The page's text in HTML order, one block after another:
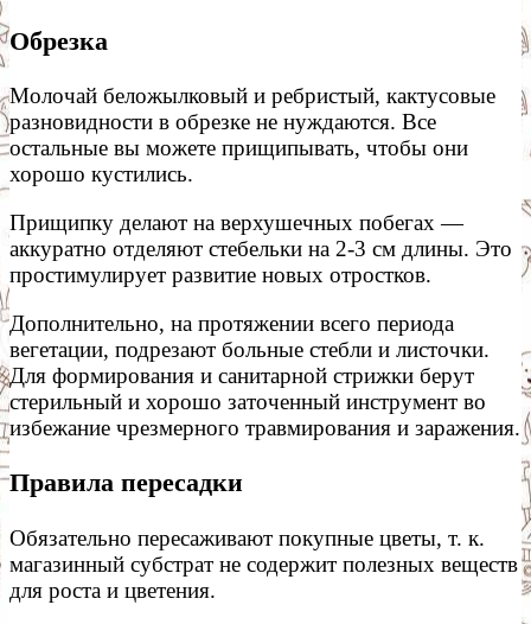
Обрезка
Молочай беложылковый и ребристый, кактусовые
разновидности в обрезке не нуждаются. Все
остальные вы можете прищипывать, чтобы они
хорошо кустились.
Прищипку делают на верхушечных побегах —
аккуратно отделяют стебельки на 2-3 см длины. Это
простимулирует развитие новых отростков.
Дополнительно, на протяжении всего периода
вегетации, подрезают больные стебли и листочки.
Для формирования и санитарной стрижки берут
стерильный и хорошо заточенный инструмент во
избежание чрезмерного травмирования и заражения.
Правила пересадки
Обязательно пересаживают покупные цветы, т. к.
магазинный субстрат не содержит полезных веществ
для роста и цветения.